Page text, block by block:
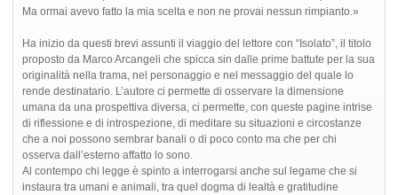
Ma ormai avevo fatto la mia scelta e non ne provai nessun rimpianto.»
Ha inizio da questi brevi assunti il viaggio del lettore con “Isolato”, il titolo
proposto da Marco Arcangeli che spicca sin dalle prime battute per la sua
originalità nella trama, nel personaggio e nel messaggio del quale lo
rende destinatario. L’autore ci permette di osservare la dimensione
umana da una prospettiva diversa, ci permette, con queste pagine intrise
di riflessione e di introspezione, di meditare su situazioni e circostanze
che a noi possono sembrar banali o di poco conto ma che per chi
osserva dall’esterno affatto lo sono.
Al contempo chi legge è spinto a interrogarsi anche sul legame che si
instaura tra umani e animali, tra quel dogma di lealtà e gratitudine